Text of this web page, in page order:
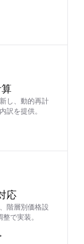
し、動的再計
訳を提供。
応
階層別価格設
で実装。